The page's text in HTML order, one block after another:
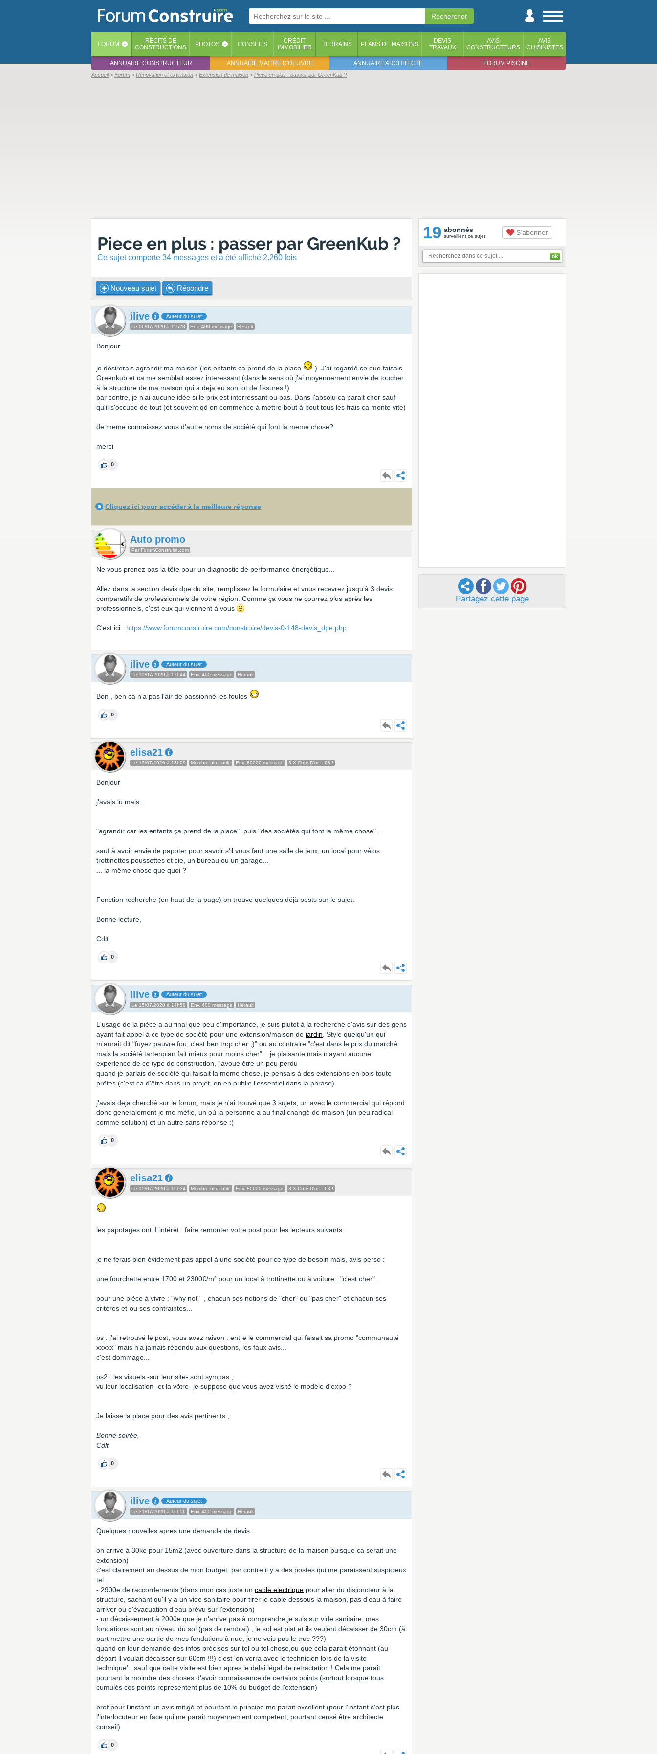
FORUM ‹ RÉCITS DE
CONSTRUCTIONS
PHOTOS ‹ CONSEILS
CRÉDIT
IMMOBILIER
TERRAINS PLANS DE MAISONS
DEVIS
TRAVAUX
AVIS
CONSTRUCTEURS
AVIS
CUISINISTES
ANNUAIRE CONSTRUCTEUR ANNUAIRE MAITRE D'OEUVRE ANNUAIRE ARCHITECTE FORUM PISCINE
Accueil Forum Rénovation et extension Extension de maison Piece en plus : passer par GreenKub ?
Piece en plus : passer par GreenKub ?
Ce sujet comporte 34 messages et a été affiché 2.260 fois
Nouveau sujet Répondre
ilive Auteur du sujet
Le 06/07/2020 à 11h28 Env. 400 message Herault
Bonjour
je désirerais agrandir ma maison (les enfants ca prend de la place
). J'ai regardé ce que faisais
Greenkub et ca me semblait assez interessant (dans le sens où j'ai moyennement envie de toucher
à la structure de ma maison qui a deja eu son lot de fissures !)
par contre, je n'ai aucune idée si le prix est interressant ou pas. Dans l'absolu ca parait cher sauf
qu'il s'occupe de tout (et souvent qd on commence à mettre bout à bout tous les frais ca monte vite)
de meme connaissez vous d'autre noms de société qui font la meme chose?
merci
0
Cliquez ici pour accéder à la meilleure réponse
Auto promo
Par ForumConstruire.com
Ne vous prenez pas la tête pour un diagnostic de performance énergétique...
Allez dans la section devis dpe du site, remplissez le formulaire et vous recevrez jusqu'à 3 devis
comparatifs de professionnels de votre région. Comme ça vous ne courrez plus après les
professionnels, c'est eux qui viennent à vous
C'est ici : https://www.forumconstruire.com/construire/devis-0-148-devis_dpe.php
ilive Auteur du sujet
Le 15/07/2020 à 12h44 Env. 400 message Herault
Bon , ben ca n'a pas l'air de passionné les foules
0
elisa21
Le 15/07/2020 à 13h09 Membre ultra utile Env. 80000 message 3 X Cote D'or = 63 !
Bonjour
j'avais lu mais...
"agrandir car les enfants ça prend de la place" puis "des sociétés qui font la même chose" ...
sauf à avoir envie de papoter pour savoir s'il vous faut une salle de jeux, un local pour vélos
trottinettes poussettes et cie, un bureau ou un garage...
... la même chose que quoi ?
Fonction recherche (en haut de la page) on trouve quelques déjà posts sur le sujet.
Bonne lecture,
Cdlt.
0
ilive Auteur du sujet
Le 15/07/2020 à 14h58 Env. 400 message Herault
L'usage de la pièce a au final que peu d'importance, je suis plutot à la recherche d'avis sur des gens
ayant fait appel à ce type de société pour une extension/maison de jardin . Style quelqu'un qui
m'aurait dit "fuyez pauvre fou, c'est ben trop cher ;)" ou au contraire "c'est dans le prix du marché
mais la société tartenpian fait mieux pour moins cher"... je plaisante mais n'ayant aucune
experience de ce type de construction, j'avoue être un peu perdu
quand je parlais de société qui faisait la meme chose, je pensais à des extensions en bois toute
prêtes (c'est ca d'être dans un projet, on en oublie l'essentiel dans la phrase)
j'avais deja cherché sur le forum, mais je n'ai trouvé que 3 sujets, un avec le commercial qui répond
donc generalement je me méfie, un où la personne a au final changé de maison (un peu radical
comme solution) et un autre sans réponse :(
0
elisa21
Le 15/07/2020 à 19h34 Membre ultra utile Env. 80000 message 3 X Cote D'or = 63 !
les papotages ont 1 intérêt : faire remonter votre post pour les lecteurs suivants...
je ne ferais bien évidement pas appel à une société pour ce type de besoin mais, avis perso :
une fourchette entre 1700 et 2300€/m² pour un local à trottinette ou à voiture : "c'est cher"...
pour une pièce à vivre : "why not" , chacun ses notions de "cher" ou "pas cher" et chacun ses
critères et-ou ses contraintes...
ps : j'ai retrouvé le post, vous avez raison : entre le commercial qui faisait sa promo "communauté
xxxxx" mais n'a jamais répondu aux questions, les faux avis...
c'est dommage...
ps2 : les visuels -sur leur site- sont sympas ;
vu leur localisation -et la vôtre- je suppose que vous avez visité le modèle d'expo ?
Je laisse la place pour des avis pertinents ;
Bonne soirée,
Cdlt.
0
ilive Auteur du sujet
Le 31/07/2020 à 15h56 Env. 400 message Herault
Quelques nouvelles apres une demande de devis :
on arrive à 30ke pour 15m2 (avec ouverture dans la structure de la maison puisque ca serait une
extension)
c'est clairement au dessus de mon budget. par contre il y a des postes qui me paraissent suspicieux
tel :
- 2900e de raccordements (dans mon cas juste un cable electrique pour aller du disjoncteur à la
structure, sachant qu'il y a un vide sanitaire pour tirer le cable dessous la maison, pas d'eau à faire
arriver ou d'évacuation d'eau prévu sur l'extension)
- un décaissement à 2000e que je n'arrive pas à comprendre,je suis sur vide sanitaire, mes
fondations sont au niveau du sol (pas de remblai) , le sol est plat et ils veulent décaisser de 30cm (à
part mettre une partie de mes fondations à nue, je ne vois pas le truc ???)
quand on leur demande des infos précises sur tel ou tel chose,ou que cela parait étonnant (au
départ il voulait décaisser sur 60cm !!!) c'est 'on verra avec le technicien lors de la visite
technique'...sauf que cette visite est bien apres le delai légal de retractation ! Cela me parait
pourtant la moindre des choses d'avoir connaissance de certains points (surtout lorsque tous
cumulés ces points representent plus de 10% du budget de l'extension)
bref pour l'instant un avis mitigé et pourtant le principe me parait excellent (pour l'instant c'est plus
l'interlocuteur en face qui me parait moyennement competent, pourtant censé être architecte
conseil)
0
19 abonnés
surveillent ce sujet S'abonner
Partagez cette page